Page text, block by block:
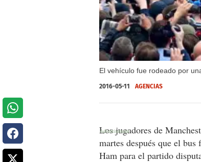
El vehículo fue rodeado por
2016-05-11 AGENCIAS
Los jugadores de
martes después que el bus
Ham para el partido